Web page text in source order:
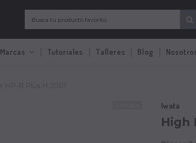
Marcas Tutoriales Talleres Blog
Iwata
High